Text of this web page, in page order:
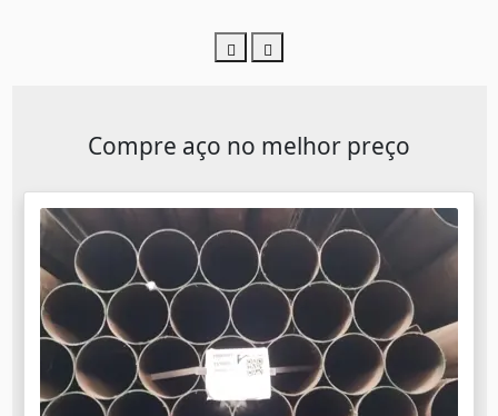
Compre aço no melhor preço